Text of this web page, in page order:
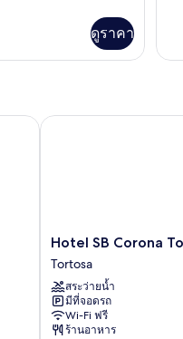
ดูราคา
เกี่ยว
สำห
Hotel
SB
Corona
Tortosa
Tortosa
Hotel SB Corona
Tortosa
สระว่ายน้ำ
มีที่จอดรถ
Wi-Fi ฟรี
ร้านอาหาร
Hotel SB Corona